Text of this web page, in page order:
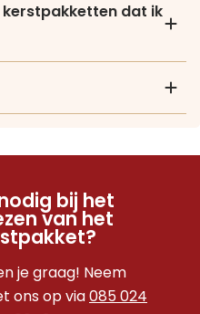
dat ik
bij het
van het
je graag! Neem
ons op via085 024